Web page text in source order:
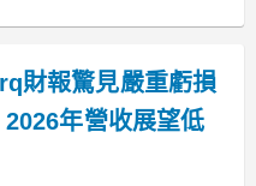
財報驚見嚴重虧損
年營收展望低